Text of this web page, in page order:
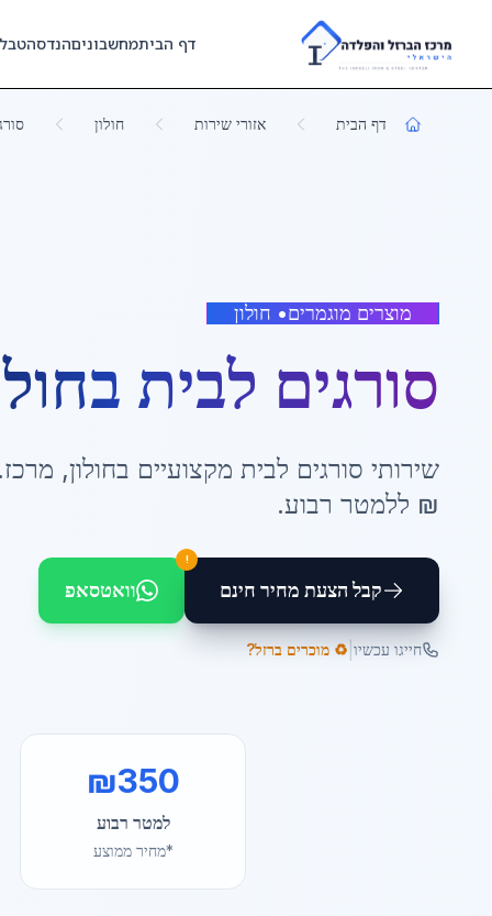
Skip to main content
דף הביתמחשבוניםהנדסה
דף הבית אזורי שירות חולון
מוצרים מוגמרים• חולון
סורגים לבית ב
שירותי סורגים לבית מקצועיים בחולון, מרכז
₪ ללמטר רבוע.
קבל הצעת מחיר חינם
!
וואטסאפ
חייגו עכשיו ♻️ מוכרים ברזל?
₪350
למטר רבוע
*מחיר ממוצע